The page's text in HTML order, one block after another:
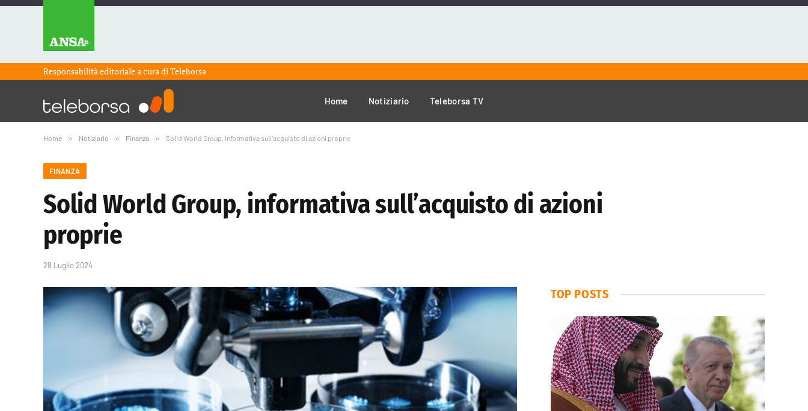
Responsabilità editoriale a cura diTeleborsa
Home Notiziario Teleborsa TV
Home » Notiziario » Finanza » Solid World Group, informativa sull’acquisto di azioni proprie
FINANZA
Solid World Group, informativa sull’acquisto di azioni
proprie
29 Luglio 2024
TOP POSTS